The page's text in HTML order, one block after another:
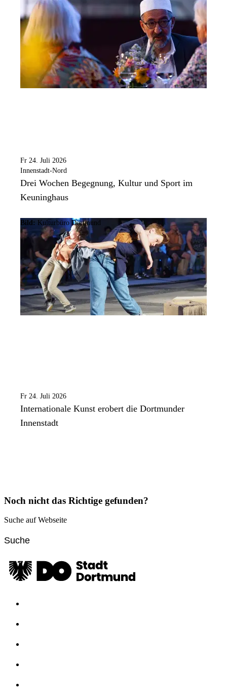
Fr 24. Juli 2026
Innenstadt-Nord
Drei Wochen Begegnung, Kultur und Sport im
Keuninghaus
Bild: Kulturbüro Dortmund
Fr 24. Juli 2026
Internationale Kunst erobert die Dortmunder
Innenstadt
Noch nicht das Richtige gefunden?
Suche auf Webseite